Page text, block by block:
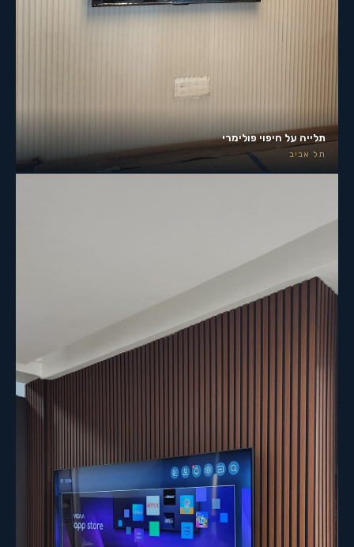
תלייה על חיפוי פולימרי
תל אביב